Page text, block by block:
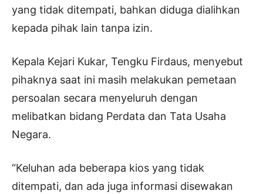
yang tidak ditempati, bahkan diduga dialihkan
kepada pihak lain tanpa izin.
Kepala Kejari Kukar, Tengku Firdaus, menyebut
pihaknya saat ini masih melakukan pemetaan
persoalan secara menyeluruh dengan
melibatkan bidang Perdata dan Tata Usaha
Negara.
“Keluhan ada beberapa kios yang tidak
ditempati, dan ada juga informasi disewakan